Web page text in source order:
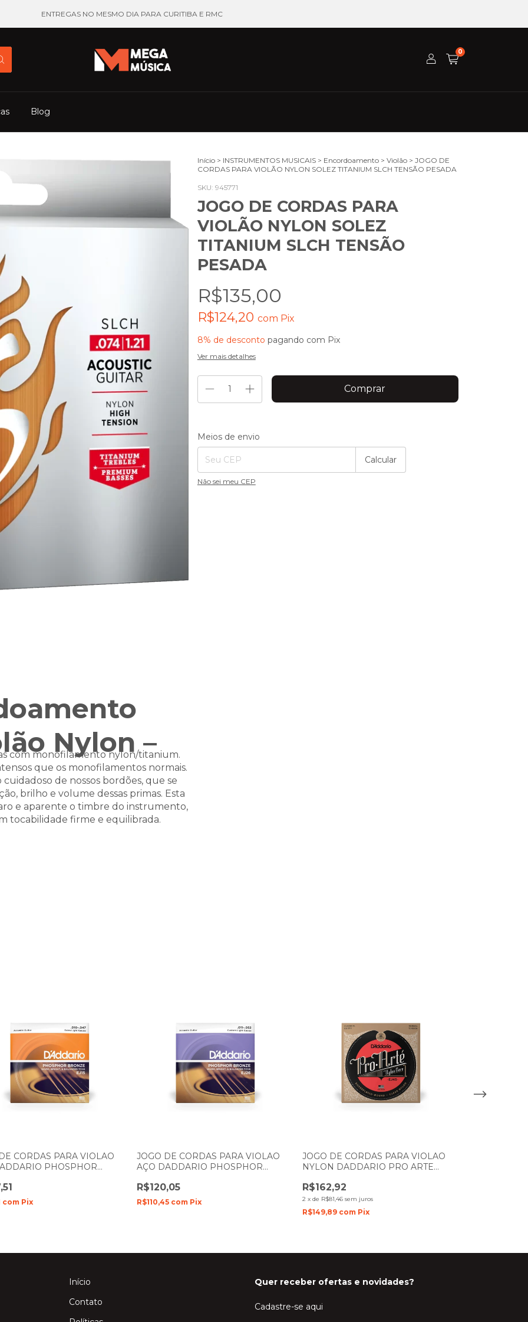
ENTREGAS NO MESMO DIA PARA CURITIBA E RMC
0
Blog
Início > INSTRUMENTOS MUSICAIS > Encordoamento > Violão > JOGO DE
CORDAS PARA VIOLÃO NYLON SOLEZ TITANIUM SLCH TENSÃO PESADA
SKU: 945771
JOGO DE CORDAS PARA
VIOLÃO NYLON SOLEZ
TITANIUM SLCH TENSÃO
PESADA
R$135,00
R$124,20 com Pix
8% de desconto pagando com Pix
Ver mais detalhes
Entregas para o CEP:
Meios de envio
Calcular
Não sei meu CEP
Nylon –
com monofilamento nylon/titanium.
que os monofilamentos normais.
de nossos bordões, que se
brilho e volume dessas primas. Esta
e aparente o timbre do instrumento,
tocabilidade firme e equilibrada.
CORDAS PARA VIOLAO
PHOSPHOR
com Pix
JOGO DE CORDAS PARA VIOLAO
AÇO DADDARIO PHOSPHOR
R$120,05
R$110,45 com Pix
JOGO DE CORDAS PARA VIOLAO
NYLON DADDARIO PRO ARTE
R$162,92
2 x de R$81,46 sem juros
R$149,89 com Pix
Início
Contato
Quer receber ofertas e novidades?
Cadastre-se aqui